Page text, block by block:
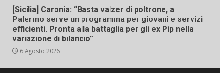
[Sicilia] Caronia: “Basta valzer di poltrone, a
Palermo serve un programma per giovani e servizi
efficienti. Pronta alla battaglia per gli ex Pip nella
variazione di bilancio”
6 Agosto 2026